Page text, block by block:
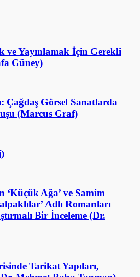
ve Yayınlamak İçin Gerekli
Güney)
Çağdaş Görsel Sanatlarda
(Marcus Graf)
‘Küçük Ağa’ ve Samim
Adlı Romanları
Bir İnceleme (Dr.
Tarikat Yapıları,